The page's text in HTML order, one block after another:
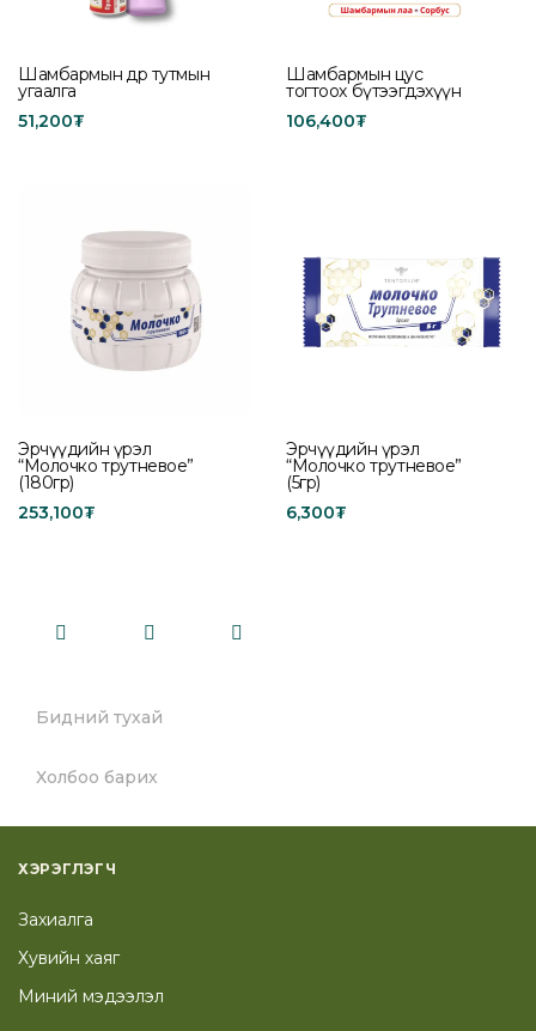
Шамбармын өдөр тутмын
угаалга
51,200₮
Шамбармын цус
тогтоох бүтээгдэхүүн
106,400₮
Эрчүүдийн үрэл
“Молочко трутневое”
(180гр)
253,100₮
Эрчүүдийн үрэл
“Молочко трутневое”
(5гр)
6,300₮
Бидний тухай
Холбоо барих
ХЭРЭГЛЭГЧ
Захиалга
Хувийн хаяг
Миний мэдээлэл